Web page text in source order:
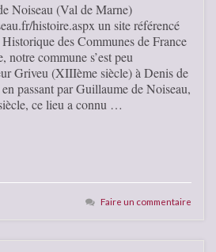
Noiseau (Val de Marne)
histoire.aspx un site référencé
des Communes de France
notre commune s’est peu
Griveu (XIIIème siècle) à Denis de
passant par Guillaume de Noiseau,
ce lieu a connu …
Faire un commentaire